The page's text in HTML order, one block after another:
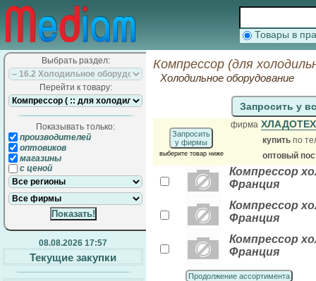
Товары в
Выбрать раздел:
Перейти к товару:
Показывать только:
производителей
оптовиков
магазины
с ценой
08.08.2026 17:57
Текущие закупки
Компрессор (для
Холодильное оборудование
Запросить у
Запросить
у фирмы
выберите товар ниже
фирма
купить по
оптовый
Компрессор
Франция
Компрессор
Франция
Компрессор
Франция
Продолжение ассортимента